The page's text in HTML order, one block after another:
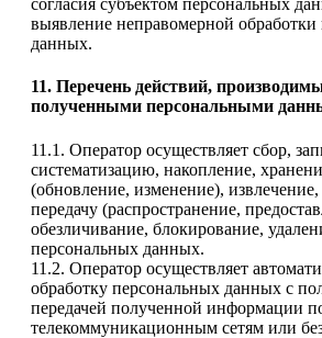
согласия субъектом персональных
выявление неправомерной
данных.
11. Перечень действий,
полученными персональными
11.1. Оператор осуществляет сбор,
систематизацию, накопление,
(обновление, изменение), извлечение,
передачу (распространение,
обезличивание, блокирование,
персональных данных.
11.2. Оператор осуществляет
обработку персональных данных с
передачей полученной информации
телекоммуникационным сетям или